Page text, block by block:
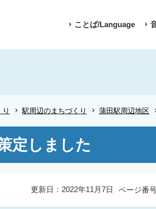
ことば/Language
り 駅周辺のまちづくり 蒲田駅周辺地区
定しました
ページ番
更新日：2022年11月7日